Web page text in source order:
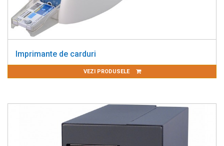
Imprimante de carduri
VEZI PRODUSELE